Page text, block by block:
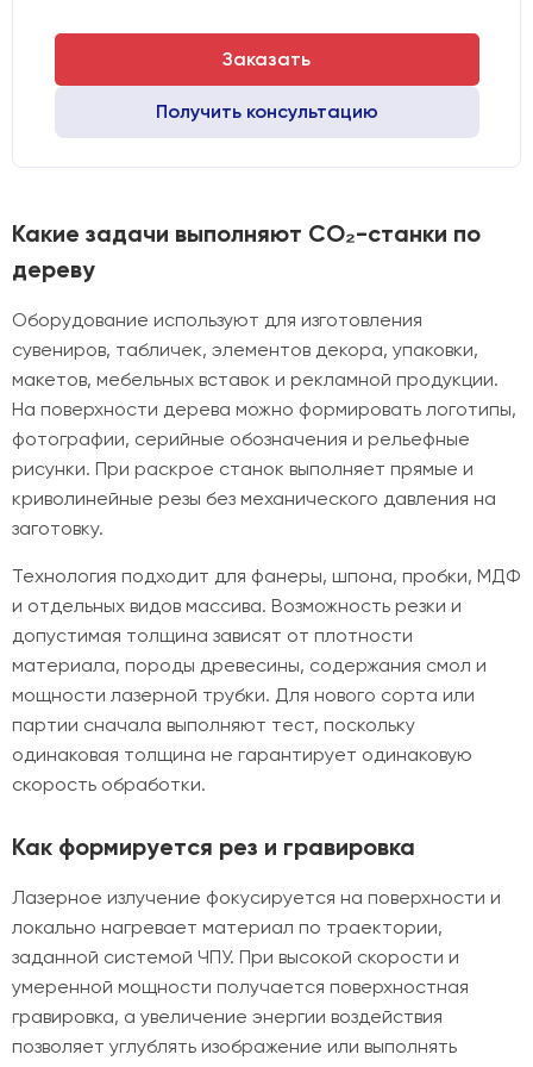
Заказать
Получить консультацию
Какие задачи выполняют CO₂-станки по
дереву
Оборудование используют для изготовления
сувениров, табличек, элементов декора, упаковки,
макетов, мебельных вставок и рекламной продукции.
На поверхности дерева можно формировать логотипы,
фотографии, серийные обозначения и рельефные
рисунки. При раскрое станок выполняет прямые и
криволинейные резы без механического давления на
заготовку.
Технология подходит для фанеры, шпона, пробки, МДФ
и отдельных видов массива. Возможность резки и
допустимая толщина зависят от плотности
материала, породы древесины, содержания смол и
мощности лазерной трубки. Для нового сорта или
партии сначала выполняют тест, поскольку
одинаковая толщина не гарантирует одинаковую
скорость обработки.
Как формируется рез и гравировка
Лазерное излучение фокусируется на поверхности и
локально нагревает материал по траектории,
заданной системой ЧПУ. При высокой скорости и
умеренной мощности получается поверхностная
гравировка, а увеличение энергии воздействия
позволяет углублять изображение или выполнять